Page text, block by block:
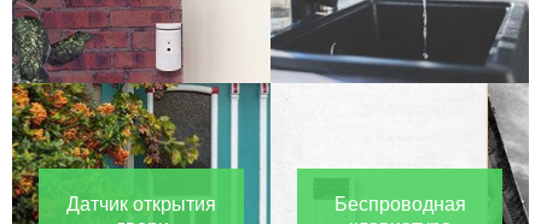
Датчик открытия
Беспроводная